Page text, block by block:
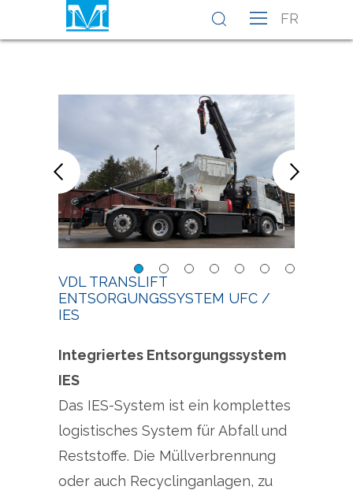
FR
IES Integrales
Entsorgungssystem UFC
VDL TRANSLIFT
ENTSORGUNGSSYSTEM UFC /
IES
Integriertes Entsorgungssystem
IES
Das IES-System ist ein komplettes
logistisches System für Abfall und
Reststoffe. Die Müllverbrennung
oder auch Recyclinganlagen, zu